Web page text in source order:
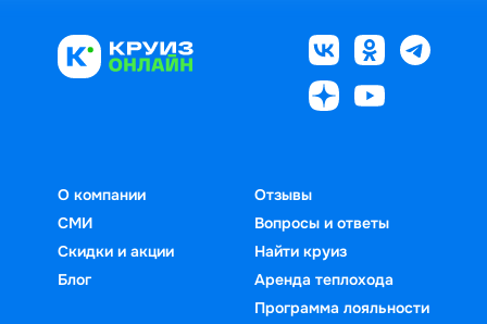
О компании
СМИ
Скидки и акции
Блог
Отзывы
Вопросы и ответы
Найти круиз
Аренда теплохода
Программа лояльности